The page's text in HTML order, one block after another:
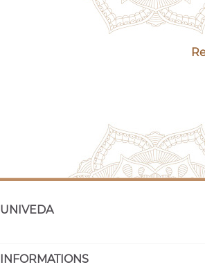
UNIVEDA
INFORMATIONS